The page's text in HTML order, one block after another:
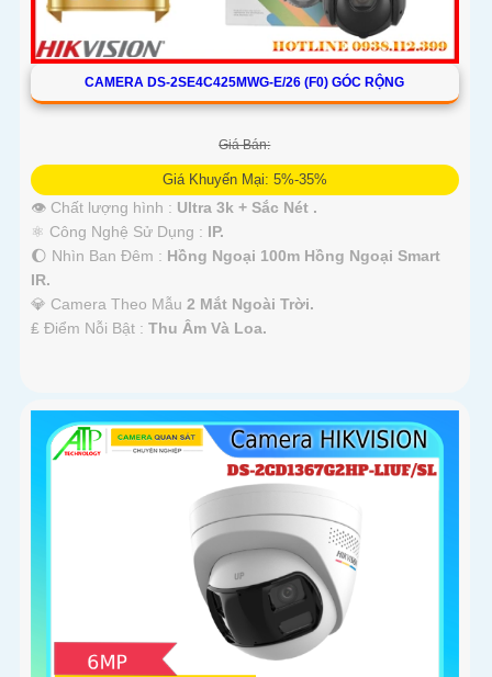
CAMERA DS-2SE4C425MWG-E/26 (F0) GÓC RỘNG
Giá Bán:
Giá Khuyến Mại: 5%-35%
👁 Chất lượng hình : Ultra 3k + Sắc Nét .
⚛️ Công Nghệ Sử Dụng : IP.
🌔 Nhìn Ban Đêm : Hồng Ngoại 100m Hồng Ngoại Smart
IR.
💎 Camera Theo Mẫu 2 Mắt Ngoài Trời.
️₤ Điểm Nỗi Bật : Thu Âm Và Loa.